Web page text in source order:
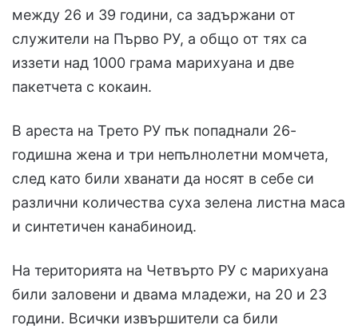
между 26 и 39 години, са задържани от
служители на Първо РУ, а общо от тях са
иззети над 1000 грама марихуана и две
пакетчета с кокаин.
В ареста на Трето РУ пък попаднали 26-
годишна жена и три непълнолетни момчета,
след като били хванати да носят в себе си
различни количества суха зелена листна маса
и синтетичен канабиноид.
На територията на Четвърто РУ с марихуана
били заловени и двама младежи, на 20 и 23
години. Всички извършители са били